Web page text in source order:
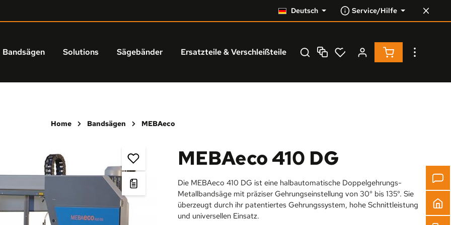
Deutsch Service/Hilfe
Bandsägen Solutions Sägebänder Ersatzteile & Verschleißteile Service % Resale %Warenkorb
Home Bandsägen MEBAeco
MEBAeco 410 DG
Die MEBAeco 410 DG ist eine halbautomatische Doppelgehrungs-
Metallbandsäge mit präziser Gehrungseinstellung von 30° bis 135°. Sie
überzeugt durch ihr patentiertes Gehrungssystem, hohe Schnittleistung
und universellen Einsatz.